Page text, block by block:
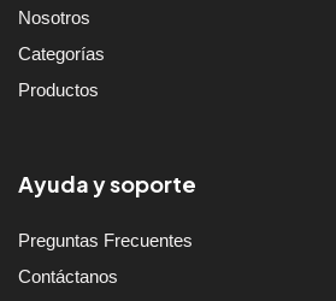
Nosotros
Categorías
Productos
Ayuda y soporte
Preguntas Frecuentes
Contáctanos